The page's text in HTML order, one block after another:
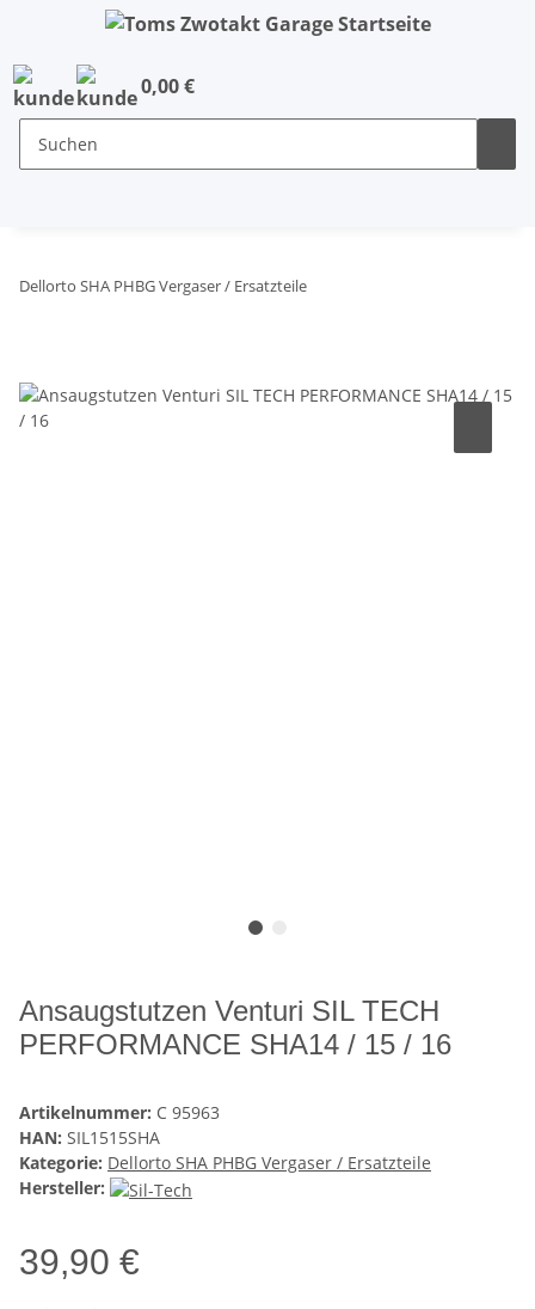
0,00 €
Dellorto SHA PHBG Vergaser / Ersatzteile
Ansaugstutzen Venturi SIL TECH
PERFORMANCE SHA14 / 15 / 16
Artikelnummer: C 95963
HAN: SIL1515SHA
Kategorie: Dellorto SHA PHBG Vergaser / Ersatzteile
Hersteller:
39,90 €